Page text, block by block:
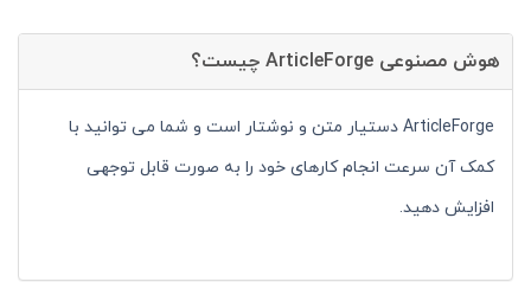
هوش مصنوعی ArticleForge چیست؟
ArticleForge دستیار متن و نوشتار است و شما می توانید با
کمک آن سرعت انجام کارهای خود را به صورت قابل توجهی
افزایش دهید.